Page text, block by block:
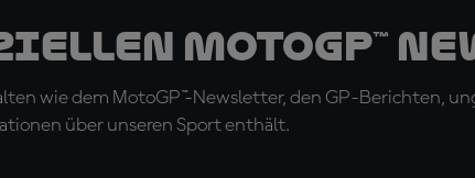
MotoGP™
wie dem MotoGP™-Newsletter, den GP-Berichten,
über unseren Sport enthält.